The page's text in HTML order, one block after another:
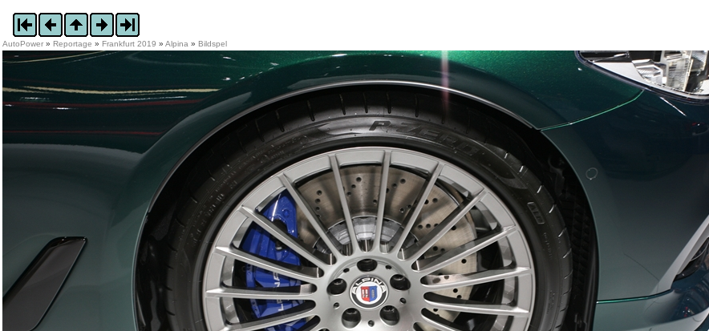
AutoPower » Reportage » Frankfurt 2019 »Alpina » Bildspel